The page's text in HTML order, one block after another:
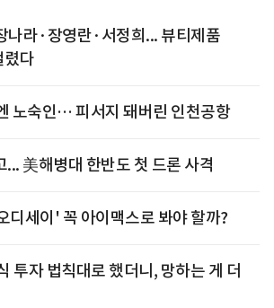
나라·장영란·서정희... 뷰티제품
렸다
노숙인… 피서지 돼버린 인천공항
... 美해병대 한반도 첫 드론 사격
디세이' 꼭 아이맥스로 봐야 할까?
투자 법칙대로 했더니, 망하는 게 더